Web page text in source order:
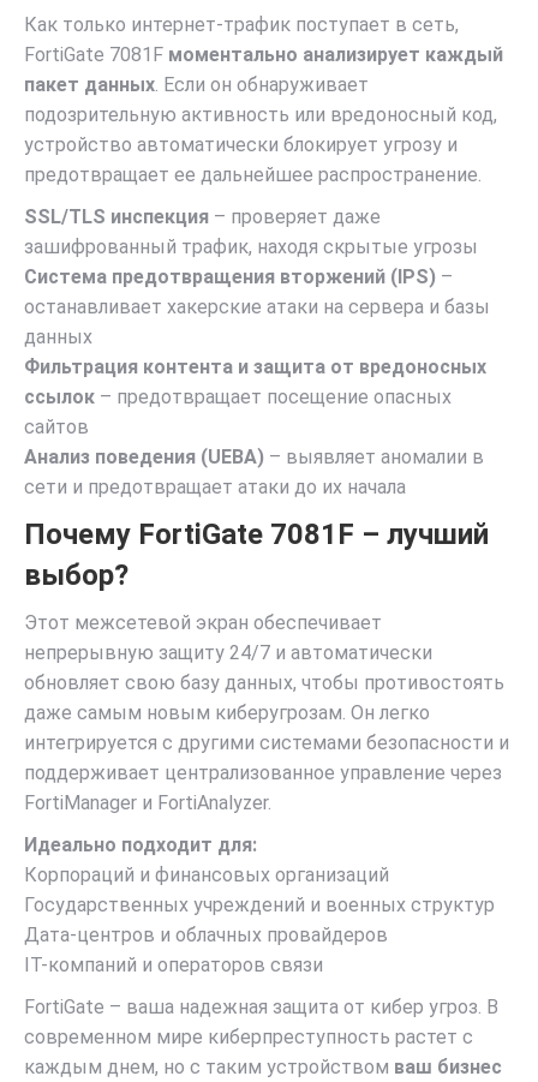
Как только интернет-трафик поступает в сеть,
FortiGate 7081F моментально анализирует каждый
пакет данных. Если он обнаруживает
подозрительную активность или вредоносный код,
устройство автоматически блокирует угрозу и
предотвращает ее дальнейшее распространение.
SSL/TLS инспекция – проверяет даже
зашифрованный трафик, находя скрытые угрозы
Система предотвращения вторжений (IPS) –
останавливает хакерские атаки на сервера и базы
данных
Фильтрация контента и защита от вредоносных
ссылок – предотвращает посещение опасных
сайтов
Анализ поведения (UEBA) – выявляет аномалии в
сети и предотвращает атаки до их начала
Почему FortiGate 7081F – лучший
выбор?
Этот межсетевой экран обеспечивает
непрерывную защиту 24/7 и автоматически
обновляет свою базу данных, чтобы противостоять
даже самым новым киберугрозам. Он легко
интегрируется с другими системами безопасности и
поддерживает централизованное управление через
FortiManager и FortiAnalyzer.
Идеально подходит для:
Корпораций и финансовых организаций
Государственных учреждений и военных структур
Дата-центров и облачных провайдеров
IT-компаний и операторов связи
FortiGate – ваша надежная защита от кибер угроз. В
современном мире киберпреступность растет с
каждым днем, но с таким устройством ваш бизнес